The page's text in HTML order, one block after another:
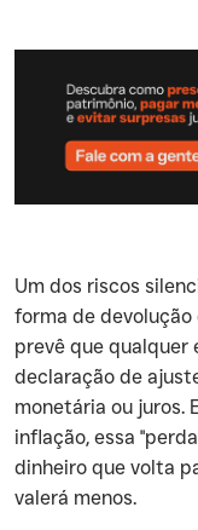
Um dos riscos
forma de
prevê que qualquer
declaração de
monetária ou juros.
inflação, essa
dinheiro que volta
valerá menos.